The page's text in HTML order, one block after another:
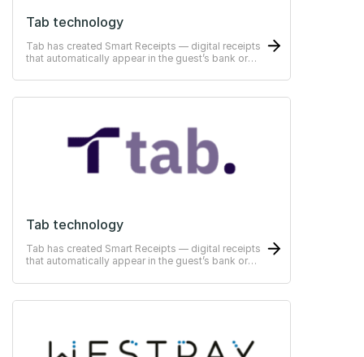
Tab technology
Tab has created Smart Receipts — digital receipts
that automatically appear in the guest’s bank or
Tab technology
Tab has created Smart Receipts — digital receipts
that automatically appear in the guest’s bank or